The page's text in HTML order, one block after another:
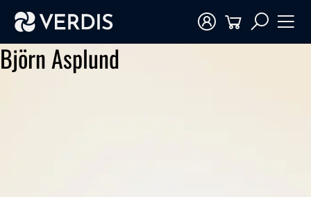
Björn Asplund